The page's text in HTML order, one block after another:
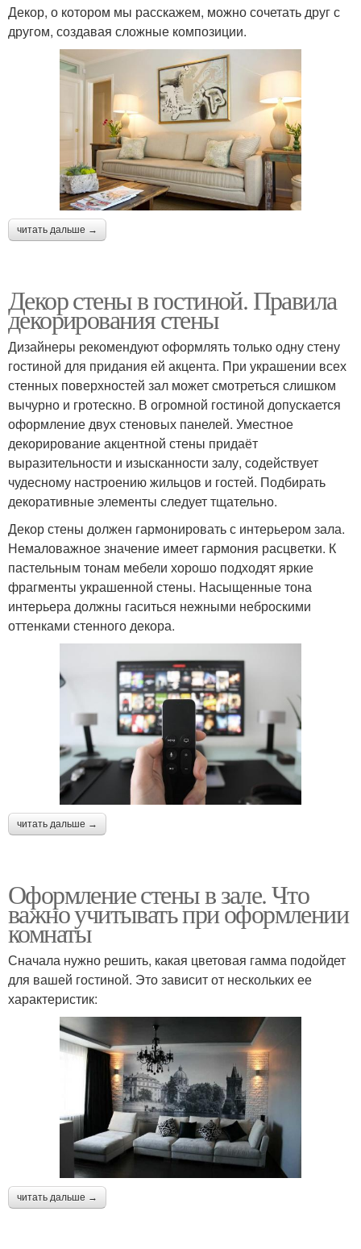
Декор, о котором мы расскажем, можно сочетать друг с
другом, создавая сложные композиции.
читать дальше →
Декор стены в гостиной. Правила
декорирования стены
Дизайнеры рекомендуют оформлять только одну стену
гостиной для придания ей акцента. При украшении всех
стенных поверхностей зал может смотреться слишком
вычурно и гротескно. В огромной гостиной допускается
оформление двух стеновых панелей. Уместное
декорирование акцентной стены придаёт
выразительности и изысканности залу, содействует
чудесному настроению жильцов и гостей. Подбирать
декоративные элементы следует тщательно.
Декор стены должен гармонировать с интерьером зала.
Немаловажное значение имеет гармония расцветки. К
пастельным тонам мебели хорошо подходят яркие
фрагменты украшенной стены. Насыщенные тона
интерьера должны гаситься нежными неброскими
оттенками стенного декора.
читать дальше →
Оформление стены в зале. Что
важно учитывать при оформлении
комнаты
Сначала нужно решить, какая цветовая гамма подойдет
для вашей гостиной. Это зависит от нескольких ее
характеристик:
читать дальше →